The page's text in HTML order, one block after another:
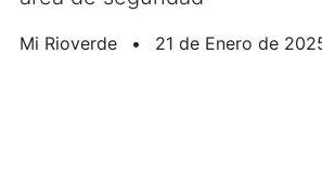
Mi Rioverde • 21 de Enero de